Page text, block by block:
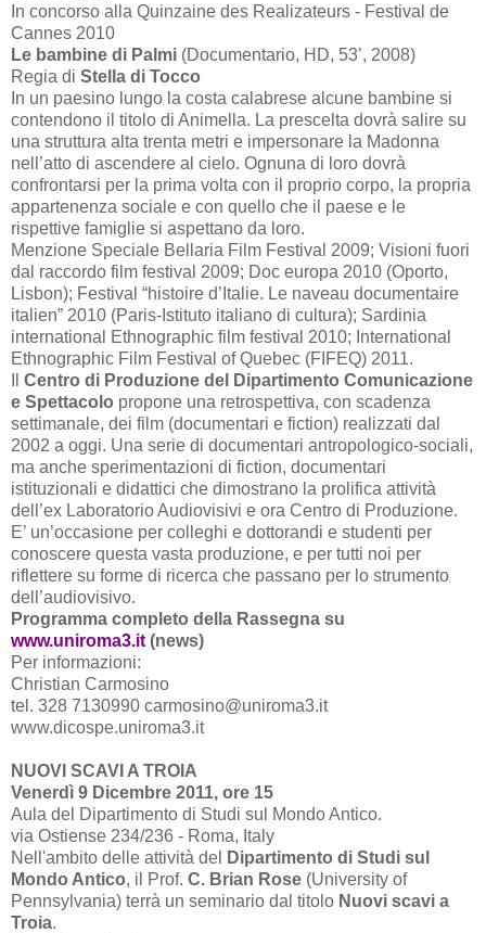
In concorso alla Quinzaine des Realizateurs - Festival de
Cannes 2010
Le bambine di Palmi (Documentario, HD, 53’, 2008)
Regia di Stella di Tocco
In un paesino lungo la costa calabrese alcune bambine si
contendono il titolo di Animella. La prescelta dovrà salire su
una struttura alta trenta metri e impersonare la Madonna
nell’atto di ascendere al cielo. Ognuna di loro dovrà
confrontarsi per la prima volta con il proprio corpo, la propria
appartenenza sociale e con quello che il paese e le
rispettive famiglie si aspettano da loro.
Menzione Speciale Bellaria Film Festival 2009; Visioni fuori
dal raccordo film festival 2009; Doc europa 2010 (Oporto,
Lisbon); Festival “histoire d’Italie. Le naveau documentaire
italien” 2010 (Paris-Istituto italiano di cultura); Sardinia
international Ethnographic film festival 2010; International
Ethnographic Film Festival of Quebec (FIFEQ) 2011.
Centro di Produzione del Dipartimento Comunicazione
e Spettacolo propone una retrospettiva, con scadenza
settimanale, dei film (documentari e fiction) realizzati dal
2002 a oggi. Una serie di documentari antropologico-sociali,
ma anche sperimentazioni di fiction, documentari
istituzionali e didattici che dimostrano la prolifica attività
dell’ex Laboratorio Audiovisivi e ora Centro di Produzione.
E’ un’occasione per colleghi e dottorandi e studenti per
conoscere questa vasta produzione, e per tutti noi per
riflettere su forme di ricerca che passano per lo strumento
dell’audiovisivo.
Programma completo della Rassegna su
www.uniroma3.it (news)
Per informazioni:
Christian Carmosino
tel. 328 7130990 carmosino@uniroma3.it
www.dicospe.uniroma3.it
NUOVI SCAVI A TROIA
Venerdì 9 Dicembre 2011, ore 15
Aula del Dipartimento di Studi sul Mondo Antico.
via Ostiense 234/236 - Roma, Italy
Nell'ambito delle attività del
Dipartimento di Studi sul
Mondo Antico, il Prof. C. Brian Rose (University of
Pennsylvania) terrà un seminario dal titolo Nuovi scavi a
Troia.